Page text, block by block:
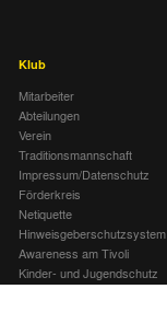
Klub
Mitarbeiter
Abteilungen
Verein
Traditionsmannschaft
Impressum/Datenschutz
Förderkreis
Netiquette
Hinweisgeberschutzsystem
Awareness am Tivoli
Kinder- und Jugendschutz
am Tivoli